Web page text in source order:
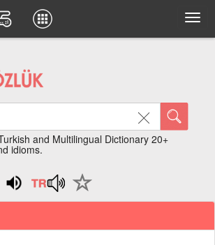
and Multilingual Dictionary 20+
idioms.